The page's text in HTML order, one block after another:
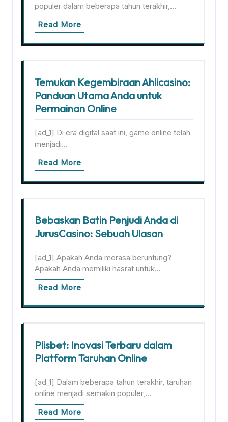
populer dalam beberapa tahun terakhir,…
Read More
Temukan Kegembiraan Ahlicasino:
Panduan Utama Anda untuk
Permainan Online
[ad_1] Di era digital saat ini, game online telah
menjadi…
Read More
Bebaskan Batin Penjudi Anda di
JurusCasino: Sebuah Ulasan
[ad_1] Apakah Anda merasa beruntung?
Apakah Anda memiliki hasrat untuk…
Read More
Plisbet: Inovasi Terbaru dalam
Platform Taruhan Online
[ad_1] Dalam beberapa tahun terakhir, taruhan
online menjadi semakin populer,…
Read More